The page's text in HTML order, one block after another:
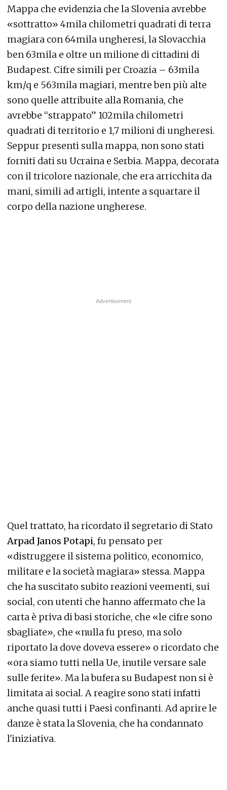
Mappa che evidenzia che la Slovenia avrebbe
«sottratto» 4mila chilometri quadrati di terra
magiara con 64mila ungheresi, la Slovacchia
ben 63mila e oltre un milione di cittadini di
Budapest. Cifre simili per Croazia – 63mila
km/q e 563mila magiari, mentre ben più alte
sono quelle attribuite alla Romania, che
avrebbe “strappato” 102mila chilometri
quadrati di territorio e 1,7 milioni di ungheresi.
Seppur presenti sulla mappa, non sono stati
forniti dati su Ucraina e Serbia. Mappa, decorata
con il tricolore nazionale, che era arricchita da
mani, simili ad artigli, intente a squartare il
corpo della nazione ungherese.
Quel trattato, ha ricordato il segretario di Stato
Arpad Janos Potapi, fu pensato per
«distruggere il sistema politico, economico,
militare e la società magiara» stessa. Mappa
che ha suscitato subito reazioni veementi, sui
social, con utenti che hanno affermato che la
carta è priva di basi storiche, che «le cifre sono
sbagliate», che «nulla fu preso, ma solo
riportato la dove doveva essere» o ricordato che
«ora siamo tutti nella Ue, inutile versare sale
sulle ferite». Ma la bufera su Budapest non si è
limitata ai social. A reagire sono stati infatti
anche quasi tutti i Paesi confinanti. Ad aprire le
danze è stata la Slovenia, che ha condannato
l'iniziativa.